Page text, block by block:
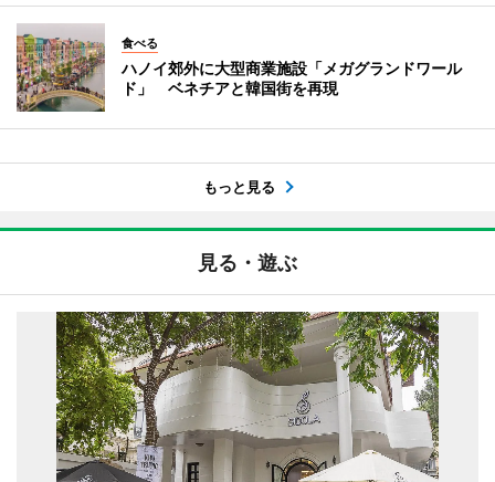
食べる
ハノイ郊外に大型商業施設「メガグランドワール
ド」 ベネチアと韓国街を再現
もっと見る
見る・遊ぶ